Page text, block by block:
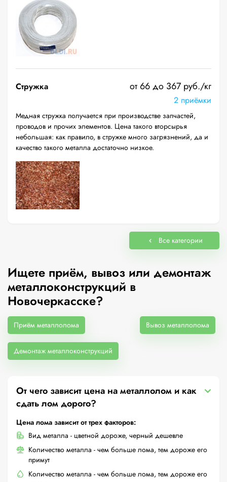
Стружка от 66 до 367 руб./кг
2 приёмки
Медная стружка получается при производстве запчастей,
проводов и прочих элементов. Цена такого вторсырья
небольшая: как правило, в стружке много загрязнений, да и
качество такого металла достаточно низкое.
Все категории
Ищете приём, вывоз или демонтаж
металлоконструкций в
Новочеркасске?
Приём металлолома Вывоз металлолома
Демонтаж металлоконструкций
От чего зависит цена на металлолом и как
сдать лом дорого?
Цена лома зависит от трех факторов:
Вид металла - цветной дороже, черный дешевле
Количество металла - чем больше лома, тем дороже его
примут
Количество металла - чем больше лома, тем дороже его